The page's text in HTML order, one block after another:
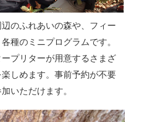
のふれあいの森や、フィー
種のミニプログラムです。
プリターが用意するさまざ
しめます。事前予約が不要
いただけます。